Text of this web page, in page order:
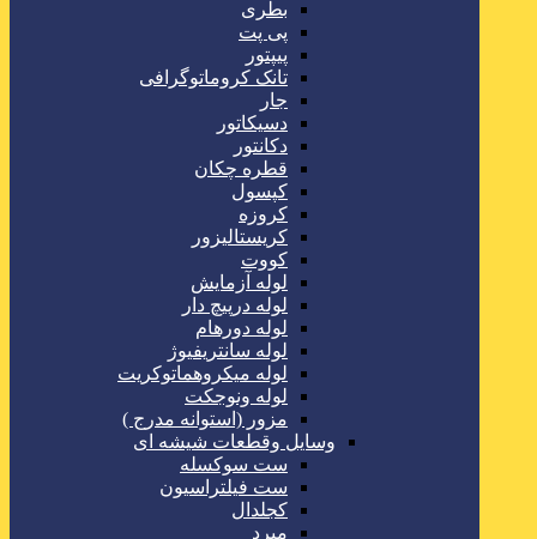
بطری
پی پت
پیپتور
تانک کروماتوگرافی
جار
دسیکاتور
دکانتور
قطره چکان
کپسول
کروزه
کریستالیزور
کووت
لوله آزمایش
لوله درپیچ دار
لوله دورهام
لوله سانتریفیوژ
لوله میکروهماتوکریت
لوله ونوجکت
مزور (استوانه مدرج )
وسایل وقطعات شیشه ای
ست سوکسله
ست فیلتراسیون
کجلدال
مبرد